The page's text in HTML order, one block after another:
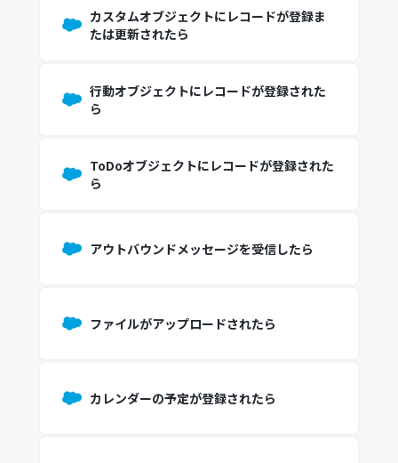
カスタムオブジェクトにレコードが登録ま
たは更新されたら
行動オブジェクトにレコードが登録された
ら
ToDoオブジェクトにレコードが登録された
ら
アウトバウンドメッセージを受信したら
ファイルがアップロードされたら
カレンダーの予定が登録されたら